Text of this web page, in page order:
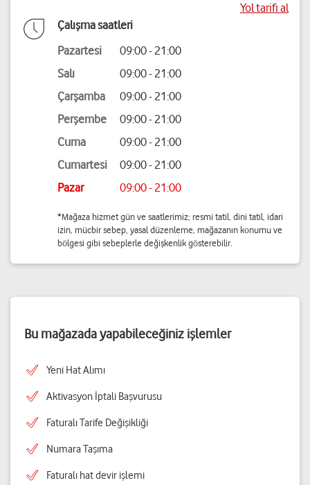
Yol tarifi al
Çalışma saatleri
Pazartesi
09:00 - 21:00
Salı
09:00 - 21:00
Çarşamba
09:00 - 21:00
Perşembe
09:00 - 21:00
Cuma
09:00 - 21:00
Cumartesi
09:00 - 21:00
Pazar
09:00 - 21:00
*Mağaza hizmet gün ve saatlerimiz; resmi tatil, dini tatil, idari
izin, mücbir sebep, yasal düzenleme, mağazanın konumu ve
bölgesi gibi sebeplerle değişkenlik gösterebilir.
Bu mağazada yapabileceğiniz işlemler
Yeni Hat Alımı
Aktivasyon İptali Başvurusu
Faturalı Tarife Değişikliği
Numara Taşıma
Faturalı hat devir işlemi